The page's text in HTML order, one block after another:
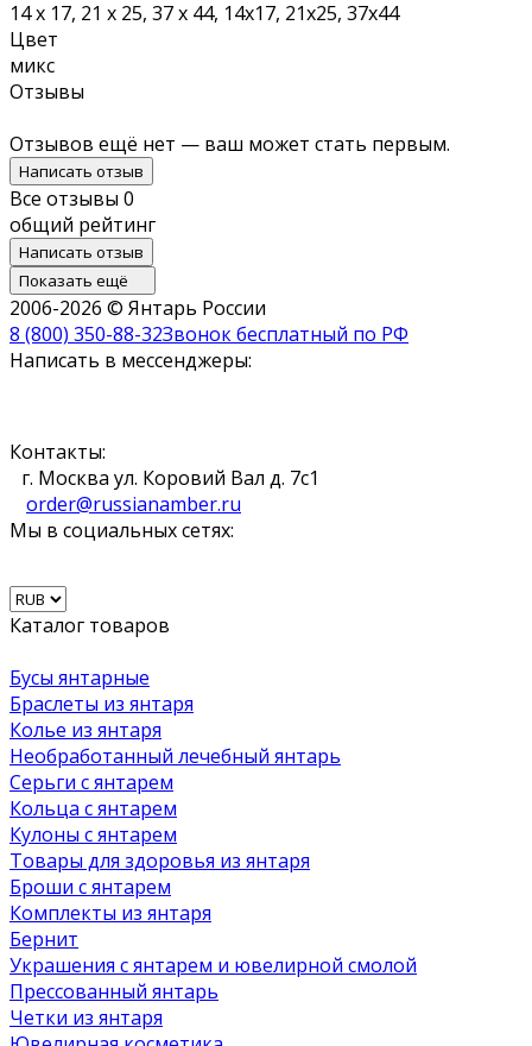
14 х 17, 21 х 25, 37 х 44, 14х17, 21х25, 37х44
Цвет
микс
Отзывы
Отзывов ещё нет — ваш может стать первым.
Написать отзыв
Все отзывы 0
общий рейтинг
Написать отзыв
Показать ещё
2006-2026 © Янтарь России
8 (800) 350-88-32Звонок бесплатный по РФ
Написать в мессенджеры:
Контакты:
г. Москва ул. Коровий Вал д. 7с1
order@russianamber.ru
Мы в социальных сетях:
Каталог товаров
Бусы янтарные
Браслеты из янтаря
Колье из янтаря
Необработанный лечебный янтарь
Серьги с янтарем
Кольца с янтарем
Кулоны с янтарем
Товары для здоровья из янтаря
Броши с янтарем
Комплекты из янтаря
Бернит
Украшения с янтарем и ювелирной смолой
Прессованный янтарь
Четки из янтаря